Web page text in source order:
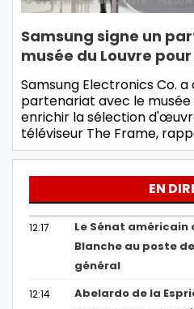
Samsung signe un
musée du Louvre pour
Samsung Electronics Co.
partenariat avec le musée
enrichir la sélection
téléviseur The Frame,
EN
12:17
Le Sénat américain
Blanche au poste
général
12:14
Abelardo de la